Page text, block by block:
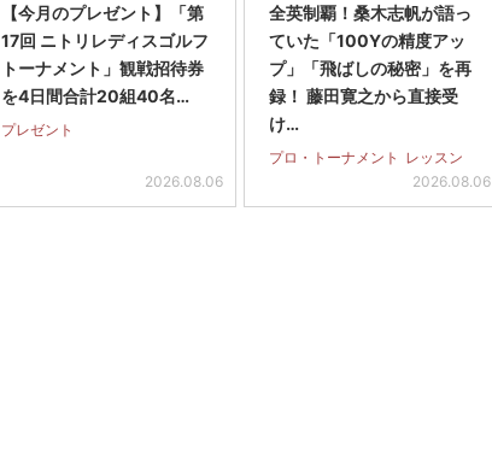
【今月のプレゼント】「第
17回 ニトリレディスゴルフ
トーナメント」観戦招待券
を4日間合計20組40名…
プレゼント
2026.08.06
全英制覇！桑木志帆が語っ
ていた「100Yの精度アッ
プ」「飛ばしの秘密」を再
録！ 藤田寛之から直接受
け…
プロ・トーナメント レッスン
2026.08.06